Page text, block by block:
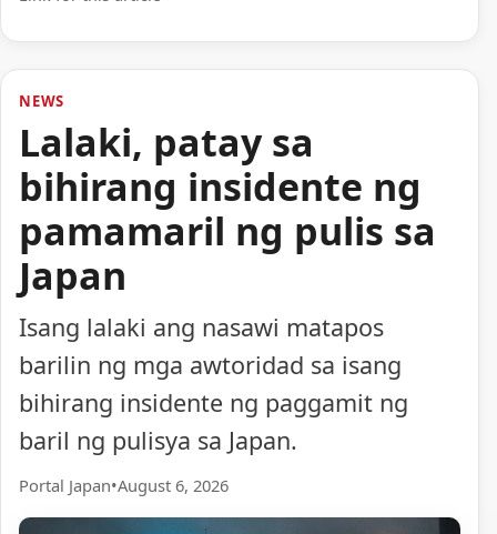
NEWS
Lalaki, patay sa
bihirang insidente ng
pamamaril ng pulis sa
Japan
Isang lalaki ang nasawi matapos
barilin ng mga awtoridad sa isang
bihirang insidente ng paggamit ng
baril ng pulisya sa Japan.
Portal Japan•August 6, 2026